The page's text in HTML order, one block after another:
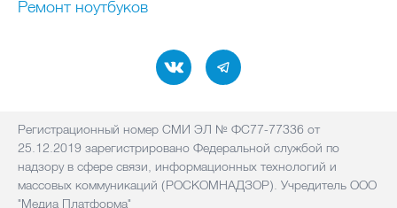
Ремонт нoутбуков
Регистрационный номер СМИ ЭЛ № ФС77-77336 от
25.12.2019 зарегистрировано Федеральной службой по
надзору в сфере связи, информационных технологий и
массовых коммуникаций (РОСКОМНАДЗОР). Учредитель ООО
"Медиа Платформа"